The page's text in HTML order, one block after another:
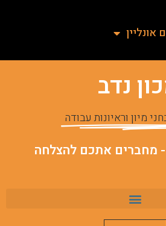
נדב
מיון וראיונות עבודה